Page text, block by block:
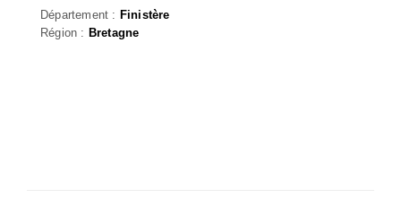
Département : Finistère
Région : Bretagne